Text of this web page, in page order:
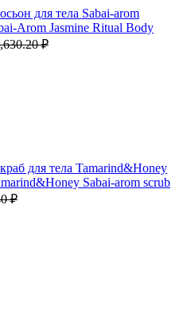
для тела Sabai-arom
Arom Jasmine Ritual Body
₽
для тела Tamarind&Honey
Sabai-arom scrub
₽